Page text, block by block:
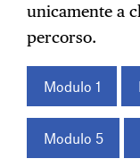
unicamente a
percorso.
Modulo 1
Modulo 5